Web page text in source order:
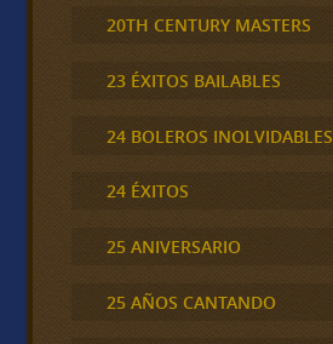
20TH CENTURY MASTERS
23 ÉXITOS BAILABLES
24 BOLEROS INOLVIDABLES
24 ÉXITOS
25 ANIVERSARIO
25 AÑOS CANTANDO